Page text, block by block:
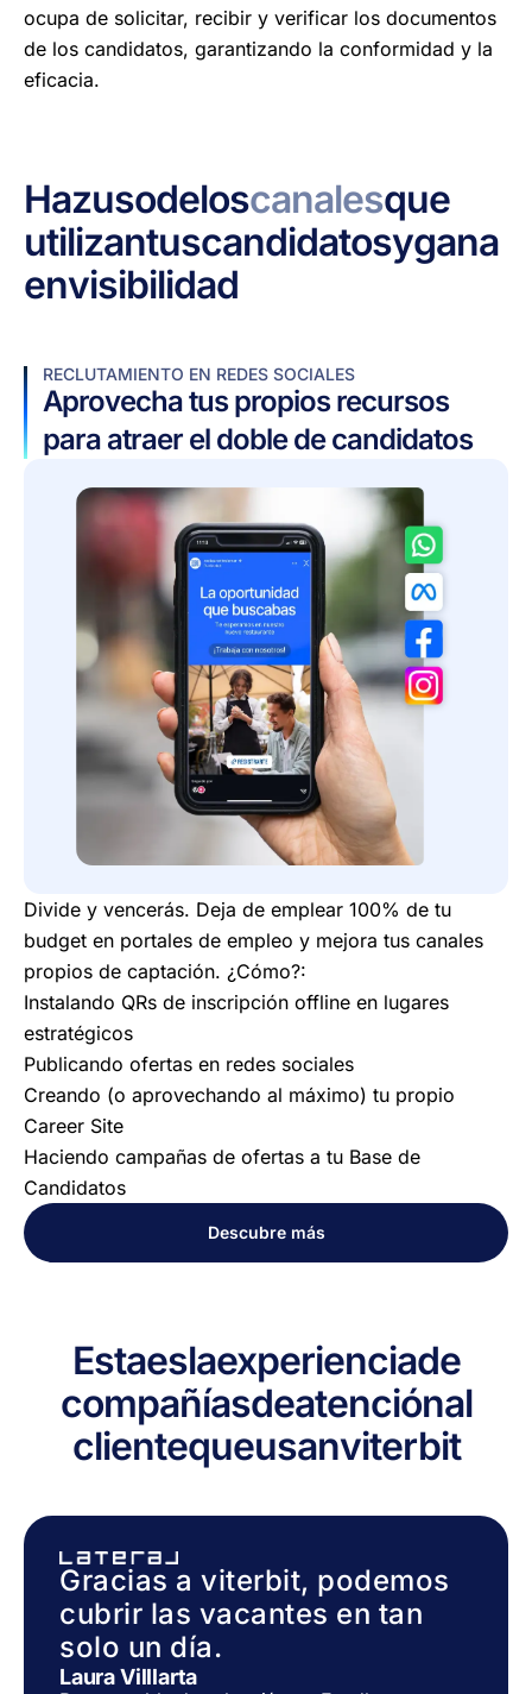
ocupa de solicitar, recibir y verificar los documentos
de los candidatos, garantizando la conformidad y la
eficacia.
Hazusodeloscanalesque
utilizantuscandidatosygana
envisibilidad
RECLUTAMIENTO EN REDES SOCIALES
Aprovecha tus propios recursos
para atraer el doble de candidatos
Divide y vencerás. Deja de emplear 100% de tu
budget en portales de empleo y mejora tus canales
propios de captación. ¿Cómo?:
Instalando QRs de inscripción offline en lugares
estratégicos
Publicando ofertas en redes sociales
Creando (o aprovechando al máximo) tu propio
Career Site
Haciendo campañas de ofertas a tu Base de
Candidatos
Descubre más
Estaeslaexperienciade
compañíasdeatenciónal
clientequeusanviterbit
Gracias a viterbit, podemos
cubrir las vacantes en tan
solo un día.
Laura Villlarta